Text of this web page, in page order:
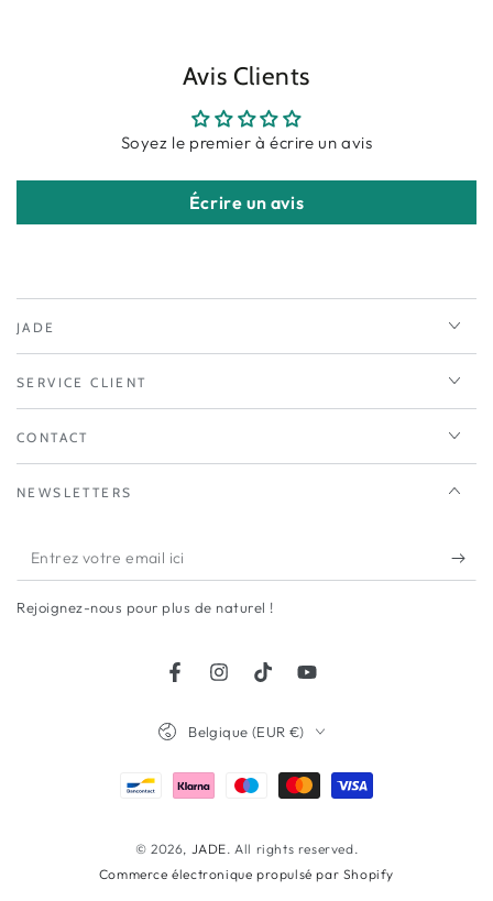
Avis Clients
Soyez le premier à écrire un avis
Écrire un avis
JADE
SERVICE CLIENT
CONTACT
NEWSLETTERS
Entrez
votre
email
Rejoignez-nous pour plus de naturel !
FacebookInstagramTikTokYouTube
© 2026, JADE. All rights reserved.
Commerce électronique propulsé par Shopify
Belgique (EUR €)